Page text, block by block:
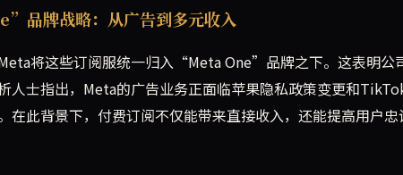
品牌战略：从广告到多元收入
将这些订阅服统一归入“Meta One”品牌之下。这表明公
人士指出，Meta的广告业务正面临苹果隐私政策变更和
在此背景下，付费订阅不仅能带来直接收入，还能提高用户